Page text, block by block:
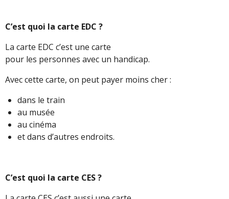
C’est quoi la carte EDC ?
La carte EDC c’est une carte
pour les personnes avec un handicap.
Avec cette carte, on peut payer moins cher :
dans le train
au musée
au cinéma
et dans d’autres endroits.
C’est quoi la carte CES ?